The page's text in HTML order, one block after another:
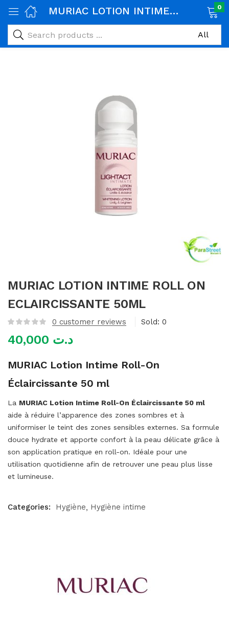
alimentaires)
MURIAC LOTION INTIME ROLL ON ECLAIRCISSANTE 50ML 0
MURIAC LOTION INTIME ROLL ON
ECLAIRCISSANTE 50ML
0 customer reviews Sold: 0
د.ت
MURIAC Lotion Intime Roll-On
Éclaircissante 50 ml
La MURIAC Lotion Intime Roll-On Éclaircissante 50 ml
aide à réduire l’apparence des zones sombres et à
uniformiser le teint des zones sensibles externes. Sa formule
douce hydrate et apporte confort à la peau délicate grâce à
son application pratique en roll-on. Idéale pour une
utilisation quotidienne afin de retrouver une peau plus lisse
et lumineuse.
Categories: Hygiène Hygiène intime